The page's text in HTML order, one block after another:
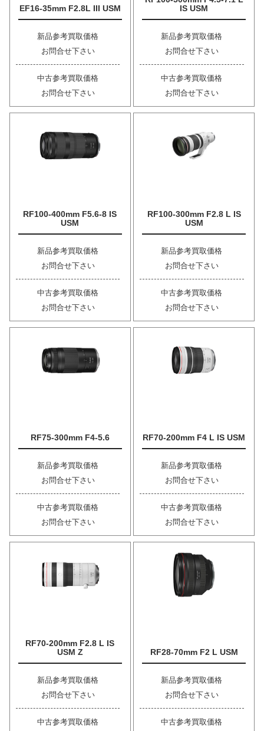
EF16-35mm F2.8L III USM
新品参考買取価格
お問合せ下さい
中古参考買取価格
お問合せ下さい
IS USM
新品参考買取価格
お問合せ下さい
中古参考買取価格
お問合せ下さい
RF100-400mm F5.6-8 IS
USM
新品参考買取価格
お問合せ下さい
中古参考買取価格
お問合せ下さい
RF100-300mm F2.8 L IS
USM
新品参考買取価格
お問合せ下さい
中古参考買取価格
お問合せ下さい
RF75-300mm F4-5.6
新品参考買取価格
お問合せ下さい
中古参考買取価格
お問合せ下さい
RF70-200mm F4 L IS USM
新品参考買取価格
お問合せ下さい
中古参考買取価格
お問合せ下さい
RF70-200mm F2.8 L IS
USM Z
新品参考買取価格
お問合せ下さい
中古参考買取価格
RF28-70mm F2 L USM
新品参考買取価格
お問合せ下さい
中古参考買取価格